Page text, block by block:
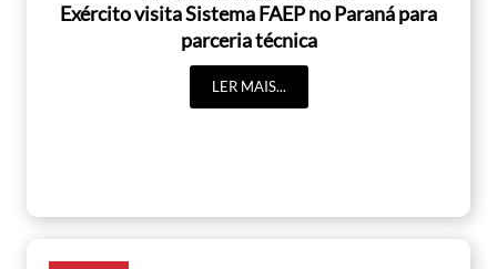
Exército visita Sistema FAEP no Paraná para
parceria técnica
LER MAIS...